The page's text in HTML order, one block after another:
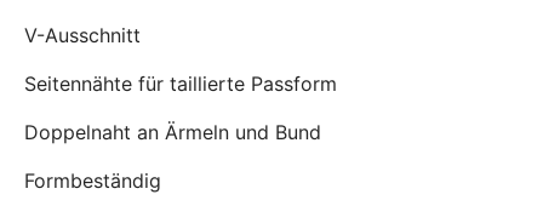
V-Ausschnitt
Seitennähte für taillierte Passform
Doppelnaht an Ärmeln und Bund
Formbeständig